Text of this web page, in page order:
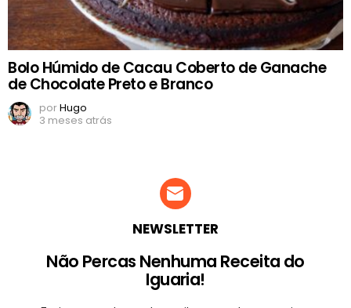
Bolo Húmido de Cacau Coberto de Ganache
de Chocolate Preto e Branco
porHugo
3 meses atrás
NEWSLETTER
Não Percas Nenhuma Receita do
Iguaria!